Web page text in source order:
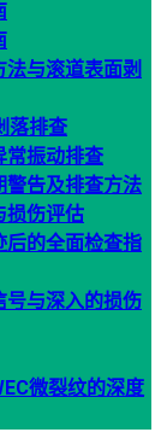
与滚道表面剥
落排查
常振动排查
警告及排查方法
损伤评估
后的全面检查指
号与深入的损伤
微裂纹的深度